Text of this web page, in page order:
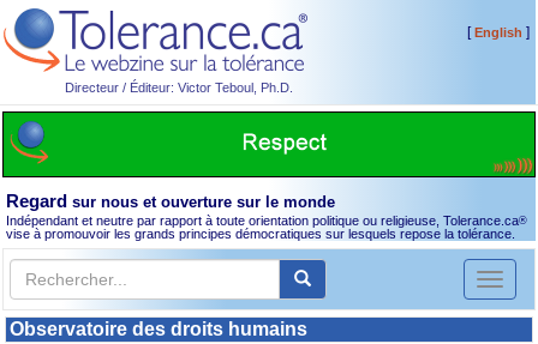
Directeur / Éditeur: Victor Teboul, Ph.D.
[English ]
Regard sur nous et ouverture sur le monde
Indépendant et neutre par rapport à toute orientation politique ou religieuse, Tolerance.ca®
vise à promouvoir les grands principes démocratiques sur lesquels repose la tolérance.
Toggle
Observatoire des droits humains